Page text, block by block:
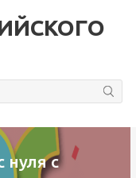
нуля с